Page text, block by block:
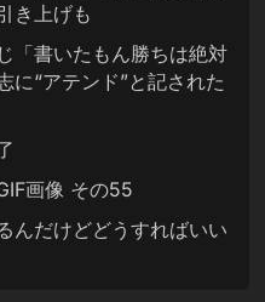
き上げも
「書いたもん勝ちは絶対
“アテンド”と記された
画像 その55
んだけどどうすればいい